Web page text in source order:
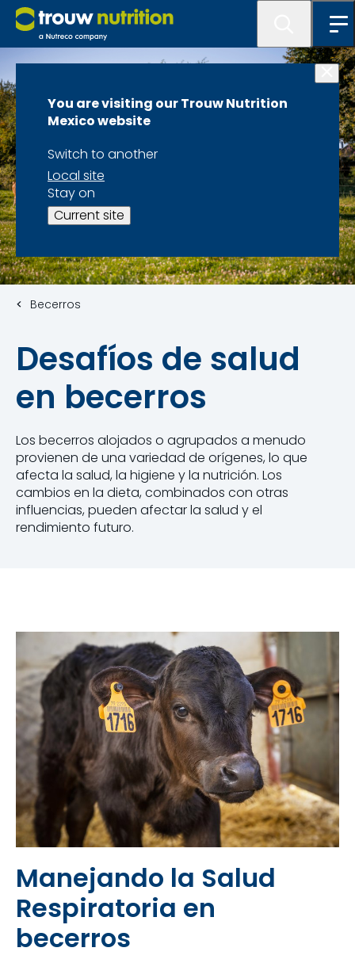
You are visiting our Trouw Nutrition
Mexico website
Switch to another
Local site
Stay on
Current site
Becerros
Desafíos de salud
en becerros
Los becerros alojados o agrupados a menudo
provienen de una variedad de orígenes, lo que
afecta la salud, la higiene y la nutrición. Los
cambios en la dieta, combinados con otras
influencias, pueden afectar la salud y el
rendimiento futuro.
Manejando la Salud
Respiratoria en
becerros